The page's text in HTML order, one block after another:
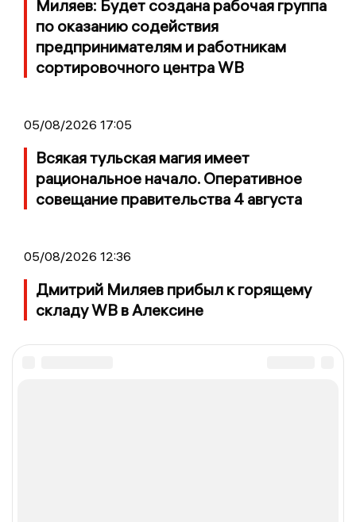
Миляев: Будет создана рабочая группа
по оказанию содействия
предпринимателям и работникам
сортировочного центра WB
05/08/2026 17:05
Всякая тульская магия имеет
рациональное начало. Оперативное
совещание правительства 4 августа
05/08/2026 12:36
Дмитрий Миляев прибыл к горящему
складу WB в Алексине